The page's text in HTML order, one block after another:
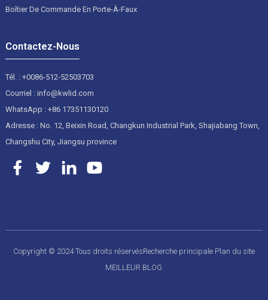
Boîtier De Commande En Porte-À-Faux
Contactez-Nous
Tél. : +0086-512-52503703
Courriel : info@kwlid.com
WhatsApp : +86 17351130120
Adresse : No. 12, Beixin Road, Changkun Industrial Park, Shajiabang Town,
Changshu City, Jiangsu province
Copyright © 2024 Tous droits réservésRecherche principale Plan du site
MEILLEUR BLOG